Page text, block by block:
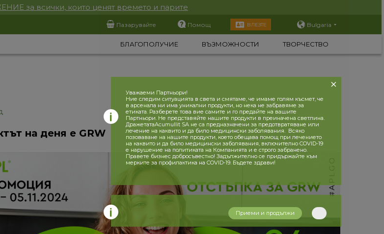
за всички, които ценят времето и парите
Пазарувайте Помощ ВЛЕЗТЕ Bulgaria
БЛАГОПОЛУЧИЕ ВЪЗМОЖНОСТИ ТВОРЧЕСТВО
на деня е GRW
Уважаеми Партньори!
Ние следим ситуацията в света и смятаме, че имаме голям късмет, че
в арсенала ни има уникални продукти, но нека не забравяме за
етиката. Разберете това вие самите и го предайте на вашите
Партньори. Не представяйте нашите продукти в преиначена светлина.
ДражетатаAcumullit SA не са предназначени за предотвратяване или
лечение на каквито и да било медицински заболявания. Всяко
позоваване на нашите продукти, което обещава помощ при лечението
на каквито и да било медицински заболявания, включително COVID-19
е нарушение на политиката на Компанията и е строго забранено.
Правете бизнес добросъвестно! Задължително се придържайте към
мерките за профилактика на COVID-19. Бъдете здрави!
Приеми и продължи